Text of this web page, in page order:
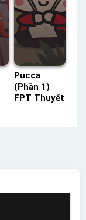
Pucca
(Phần 1)
FPT Thuyết